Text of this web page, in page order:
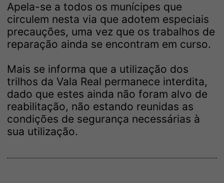
Apela-se a todos os munícipes que
circulem nesta via que adotem especiais
precauções, uma vez que os trabalhos de
reparação ainda se encontram em curso.
Mais se informa que a utilização dos
trilhos da Vala Real permanece interdita,
dado que estes ainda não foram alvo de
reabilitação, não estando reunidas as
condições de segurança necessárias à
sua utilização.